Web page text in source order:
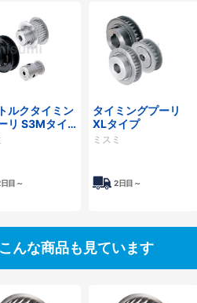
ルクタイミン
リ S3Mタイ
目～
タイミングプーリ
XLタイプ
ミスミ
2日目～
んな商品も見ています